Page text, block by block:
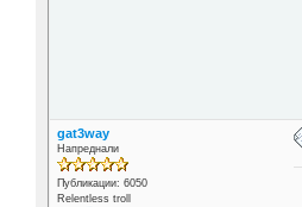
gat3way
Напреднали
Публикации: 6050
Relentless troll